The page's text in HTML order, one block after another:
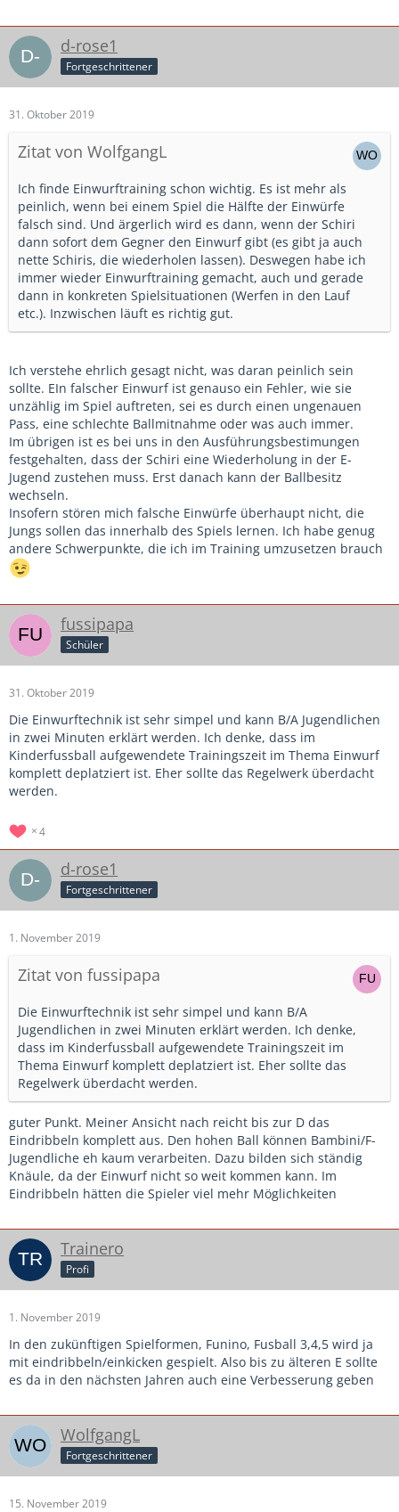
d-rose1
Fortgeschrittener
31. Oktober 2019
Zitat von WolfgangL
Ich finde Einwurftraining schon wichtig. Es ist mehr als
peinlich, wenn bei einem Spiel die Hälfte der Einwürfe
falsch sind. Und ärgerlich wird es dann, wenn der Schiri
dann sofort dem Gegner den Einwurf gibt (es gibt ja auch
nette Schiris, die wiederholen lassen). Deswegen habe ich
immer wieder Einwurftraining gemacht, auch und gerade
dann in konkreten Spielsituationen (Werfen in den Lauf
etc.). Inzwischen läuft es richtig gut.
Ich verstehe ehrlich gesagt nicht, was daran peinlich sein
sollte. EIn falscher Einwurf ist genauso ein Fehler, wie sie
unzählig im Spiel auftreten, sei es durch einen ungenauen
Pass, eine schlechte Ballmitnahme oder was auch immer.
Im übrigen ist es bei uns in den Ausführungsbestimungen
festgehalten, dass der Schiri eine Wiederholung in der E-
Jugend zustehen muss. Erst danach kann der Ballbesitz
wechseln.
Insofern stören mich falsche Einwürfe überhaupt nicht, die
Jungs sollen das innerhalb des Spiels lernen. Ich habe genug
andere Schwerpunkte, die ich im Training umzusetzen brauch
fussipapa
Schüler
31. Oktober 2019
Die Einwurftechnik ist sehr simpel und kann B/A Jugendlichen
in zwei Minuten erklärt werden. Ich denke, dass im
Kinderfussball aufgewendete Trainingszeit im Thema Einwurf
komplett deplatziert ist. Eher sollte das Regelwerk überdacht
werden.
4
d-rose1
Fortgeschrittener
1. November 2019
Zitat von fussipapa
Die Einwurftechnik ist sehr simpel und kann B/A
Jugendlichen in zwei Minuten erklärt werden. Ich denke,
dass im Kinderfussball aufgewendete Trainingszeit im
Thema Einwurf komplett deplatziert ist. Eher sollte das
Regelwerk überdacht werden.
guter Punkt. Meiner Ansicht nach reicht bis zur D das
Eindribbeln komplett aus. Den hohen Ball können Bambini/F-
Jugendliche eh kaum verarbeiten. Dazu bilden sich ständig
Knäule, da der Einwurf nicht so weit kommen kann. Im
Eindribbeln hätten die Spieler viel mehr Möglichkeiten
Trainero
Profi
1. November 2019
In den zukünftigen Spielformen, Funino, Fusball 3,4,5 wird ja
mit eindribbeln/einkicken gespielt. Also bis zu älteren E sollte
es da in den nächsten Jahren auch eine Verbesserung geben
WolfgangL
Fortgeschrittener
15. November 2019